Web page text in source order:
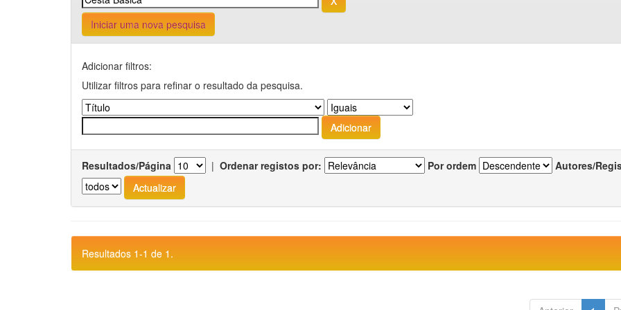
Iniciar uma nova pesquisa
Adicionar filtros:
Utilizar filtros para refinar o resultado da pesquisa.
Resultados/Página | Ordenar registos por: Por ordem Autores/
Resultados 1-1 de 1.